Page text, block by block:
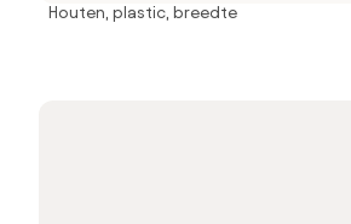
Houten, plastic, breedte